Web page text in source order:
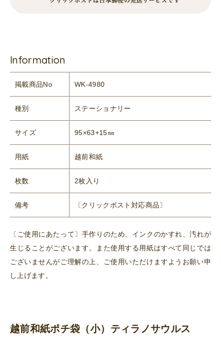
Information
掲載商品No WK-4980
種別 ステーショナリー
サイズ 95×63+15㎜
用紙 越前和紙
枚数 2枚入り
備考 〔クリックポスト対応商品〕
〔ご使用にあたって〕手作りのため、インクのかすれ、汚れが
生じることがございます。また使用する用紙はすべて同じでは
ございませんがご理解の上、ご使用いただけますようお願い申
し上げます。
越前和紙ポチ袋（小）ティラノサウルス